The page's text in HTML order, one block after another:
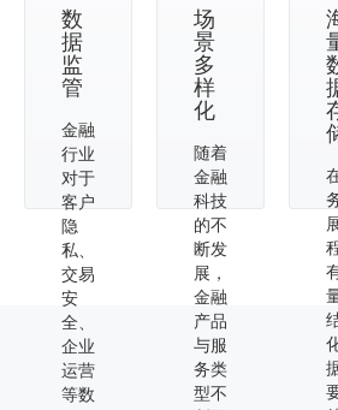
数
据
监
管
金融
行业
对于
客户
隐
私、
交易
安
全、
企业
运营
等数
场
景
多
样
化
随着
金融
科技
的不
断发
展，
金融
产品
与服
务类
型不